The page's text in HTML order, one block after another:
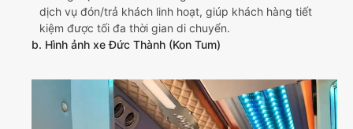
dịch vụ đón/trả khách linh hoạt, giúp khách hàng tiết
kiệm được tối đa thời gian di chuyển.
b. Hình ảnh xe Đức Thành (Kon Tum)